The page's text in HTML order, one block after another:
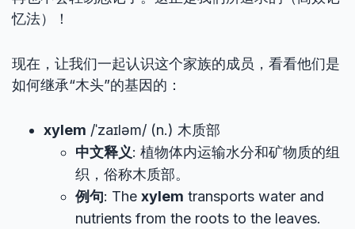
忆法）！
现在，让我们一起认识这个家族的成员，看看他们是
如何继承“木头”的基因的：
xylem /ˈzaɪləm/ (n.) 木质部
中文释义: 植物体内运输水分和矿物质的组
织，俗称木质部。
例句: The xylem transports water and
nutrients from the roots to the leaves.